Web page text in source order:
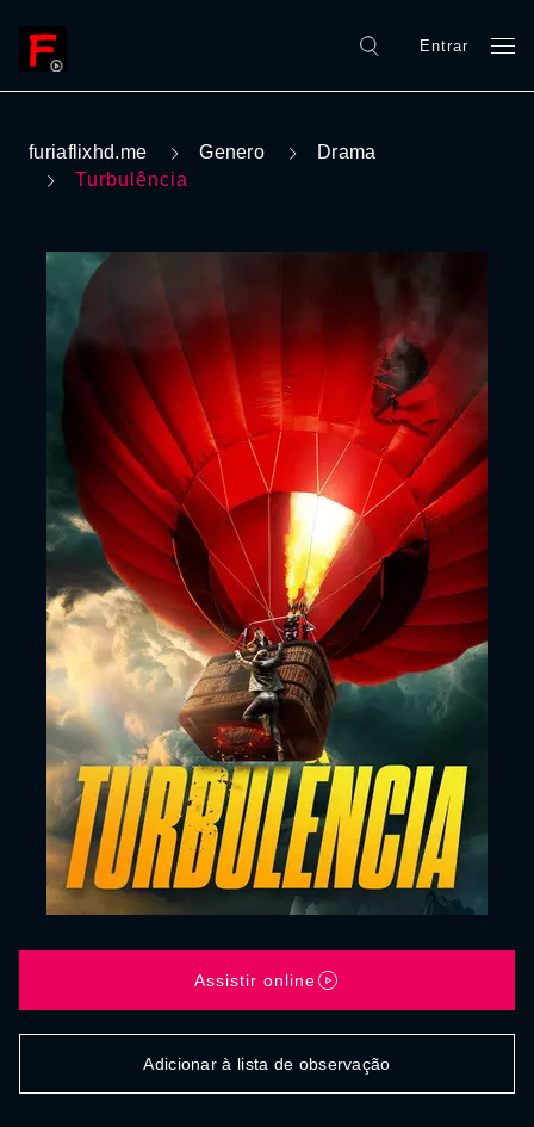
Entrar
furiaflixhd.me Genero
Drama
Turbulência
Assistir online
Adicionar à lista de observação